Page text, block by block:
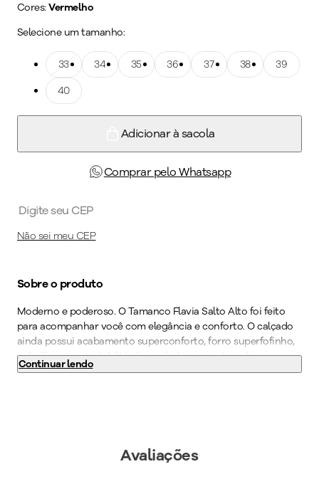
Cores:Vermelho
Selecione um tamanho:
Tamanho: 33
33Tamanho: 34
34Tamanho: 35
35Tamanho: 36
36Tamanho: 37
37Tamanho: 38
38Tamanho: 39
39
Tamanho: 40
40
Adicionar à sacola
Comprar pelo Whatsapp
Não sei meu CEP
Sobre o produto
Moderno e poderoso. O Tamanco Flavia Salto Alto foi feito
para acompanhar você com elegância e conforto. O calçado
ainda possui acabamento superconforto, forro superfofinho,
palmilha super-estabilidade e solado superaderente
tornando-o indispensável para quem precisa ficar horas de pé
Medida do Salto (cm):6 cm
Continuar lendo
Avaliações